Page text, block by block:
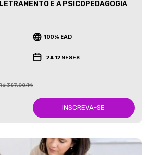
E A PSICOPEDAGOGIA
100% EAD
2 A 12 MESES
387,00/Mês
INSCREVA-SE